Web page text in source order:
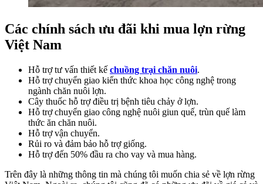
Các chính sách ưu đãi khi mua lợn rừng
Việt Nam
Hỗ trợ tư vấn thiết kế chuồng trại chăn nuôi.
Hỗ trợ chuyển giao kiến ​​thức khoa học công nghệ trong
ngành chăn nuôi lợn.
Cây thuốc hỗ trợ điều trị bệnh tiêu chảy ở lợn.
Hỗ trợ chuyển giao công nghệ nuôi giun quế, trùn quế làm
thức ăn chăn nuôi.
Hỗ trợ vận chuyển.
Rủi ro và đảm bảo hỗ trợ giống.
Hỗ trợ đến 50% đầu ra cho vay và mua hàng.
Trên đây là những thông tin mà chúng tôi muốn chia sẻ về lợn rừng